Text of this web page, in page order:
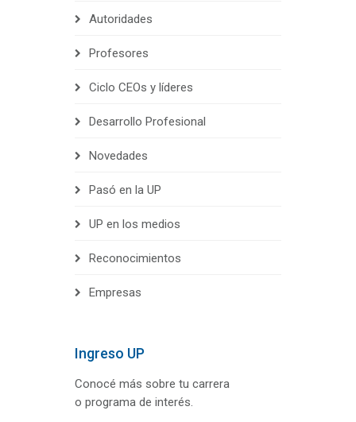
Autoridades
Profesores
Ciclo CEOs y líderes
Desarrollo Profesional
Novedades
Pasó en la UP
UP en los medios
Reconocimientos
Empresas
Ingreso UP
Conocé más sobre tu carrera
o programa de interés.